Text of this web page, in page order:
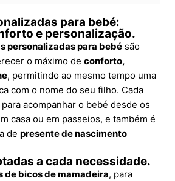
para bebé:
e personalização.
personalizadas para bebé são
o máximo de conforto,
, permitindo ao mesmo tempo uma
com o nome do seu filho. Cada
acompanhar o bebé desde os
casa ou em passeios, e também é
de presente de nascimento
a cada necessidade.
de bicos de mamadeira, para